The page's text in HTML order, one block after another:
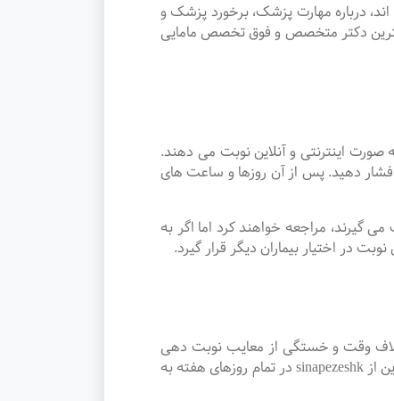
درباره مهارت پزشک، برخورد پزشک و
دکتر متخصص و فوق تخصص مامایی
اینترنتی و آنلاین نوبت می دهند.
دهید. پس از آن روزها و ساعت های
می گیرند، مراجعه خواهند کرد اما اگر به
در اختیار بیماران دیگر قرار گیرد.
وقت و خستگی از معایب نوبت دهی
سنتی بوده که پیشرفت علم و تکنولوژی و نوبت دهی اینترنتی این مشکل را برطرف کرده است. امکان رزرو نوبت آنلاین از sinapezeshk در تمام روزهای هفته به